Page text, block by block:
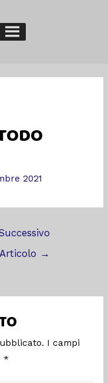
2021
Articolo →
I campi
*